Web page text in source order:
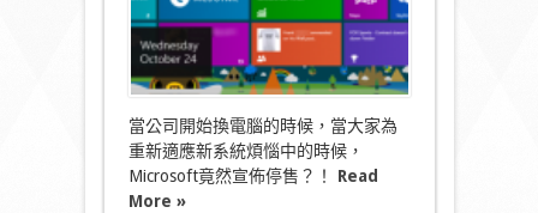
當公司開始換電腦的時候，當大家為
重新適應新系統煩惱中的時候，
Microsoft竟然宣佈停售？！ Read
More »